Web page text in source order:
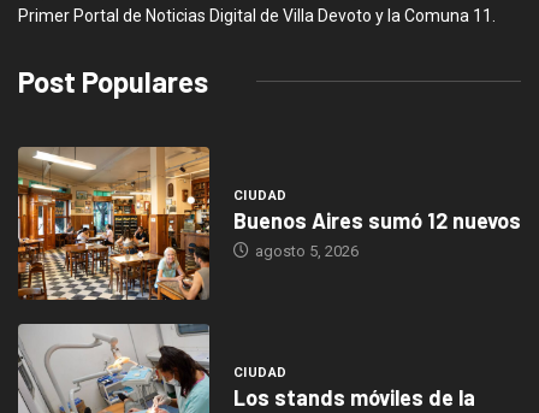
Primer Portal de Noticias Digital de Villa Devoto y la Comuna 11.
Post Populares
CIUDAD
Buenos Aires sumó 12 nuevos
agosto 5, 2026
CIUDAD
Los stands móviles de la